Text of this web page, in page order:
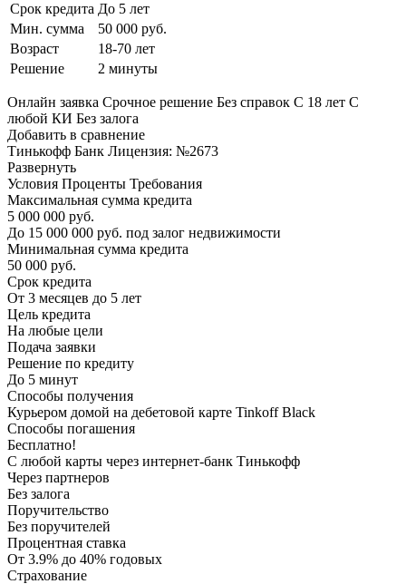
Срок кредита До 5 лет
Мин. сумма
50 000 руб.
Возраст
18-70 лет
Решение
2 минуты
Онлайн заявка Срочное решение Без справок С 18 лет С
любой КИ Без залога
Добавить в сравнение
Тинькофф Банк Лицензия: №2673
Развернуть
Условия Проценты Требования
Максимальная сумма кредита
5 000 000 руб.
До 15 000 000 руб. под залог недвижимости
Минимальная сумма кредита
50 000 руб.
Срок кредита
От 3 месяцев до 5 лет
Цель кредита
На любые цели
Подача заявки
Решение по кредиту
До 5 минут
Способы получения
Курьером домой на дебетовой карте Tinkoff Black
Способы погашения
Бесплатно!
С любой карты через интернет-банк Тинькофф
Через партнеров
Без залога
Поручительство
Без поручителей
Процентная ставка
От 3.9% до 40% годовых
Страхование